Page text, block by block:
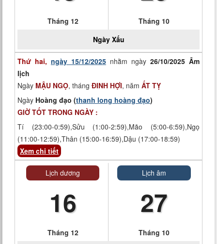
Tháng 12
Tháng 10
Ngày Xấu
Thứ hai, ngày 15/12/2025 nhằm ngày 26/10/2025 Âm
lịch
Ngày MẬU NGỌ, tháng ĐINH HỢI, năm ẤT TỴ
Ngày Hoàng đạo (thanh long hoàng đạo)
GIỜ TỐT TRONG NGÀY :
Tí (23:00-0:59),Sửu (1:00-2:59),Mão (5:00-6:59),Ngọ
(11:00-12:59),Thân (15:00-16:59),Dậu (17:00-18:59)
Xem chi tiết
Lịch dương
16
Tháng 12
Lịch âm
27
Tháng 10